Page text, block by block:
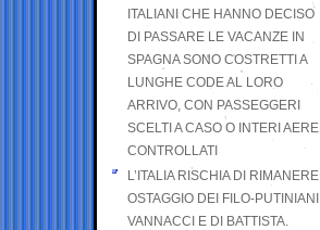
ITALIANI CHE HANNO DECISO
DI PASSARE LE VACANZE IN
SPAGNA SONO COSTRETTI A
LUNGHE CODE AL LORO
ARRIVO, CON PASSEGGERI
SCELTI A CASO O INTERI AEREI
CONTROLLATI
L’ITALIA RISCHIA DI RIMANERE
OSTAGGIO DEI FILO-PUTINIANI
VANNACCI E DI BATTISTA.